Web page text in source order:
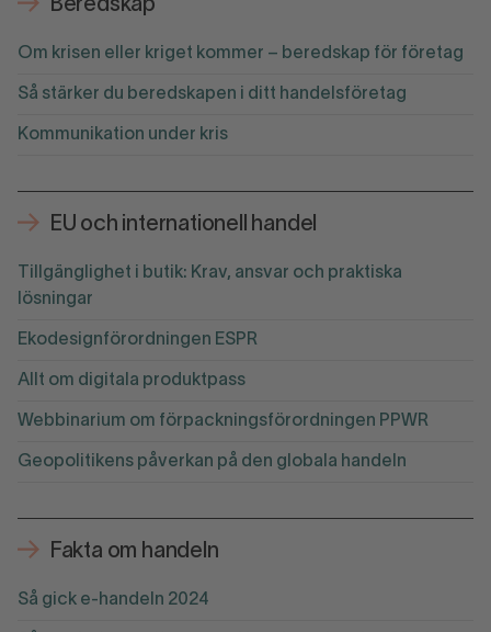
Beredskap
Om krisen eller kriget kommer – beredskap för företag
Så stärker du beredskapen i ditt handelsföretag
Kommunikation under kris
EU och internationell handel
Tillgänglighet i butik: Krav, ansvar och praktiska
lösningar
Ekodesignförordningen ESPR
Allt om digitala produktpass
Webbinarium om förpackningsförordningen PPWR
Geopolitikens påverkan på den globala handeln
Fakta om handeln
Så gick e-handeln 2024